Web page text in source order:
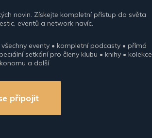
novin. Získejte kompletní přístup do světa
eventů a network navíc.
eventy • kompletní podcasty • přímá
setkání pro členy klubu • knihy • kolekce
a další
připojit